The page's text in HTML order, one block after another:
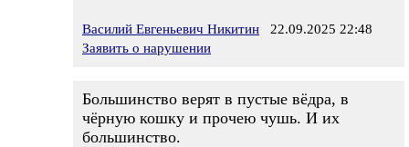
Василий Евгеньевич Никитин 22.09.2025 22:48
Заявить о нарушении
Большинство верят в пустые вёдра, в
чёрную кошку и прочею чушь. И их
большинство.